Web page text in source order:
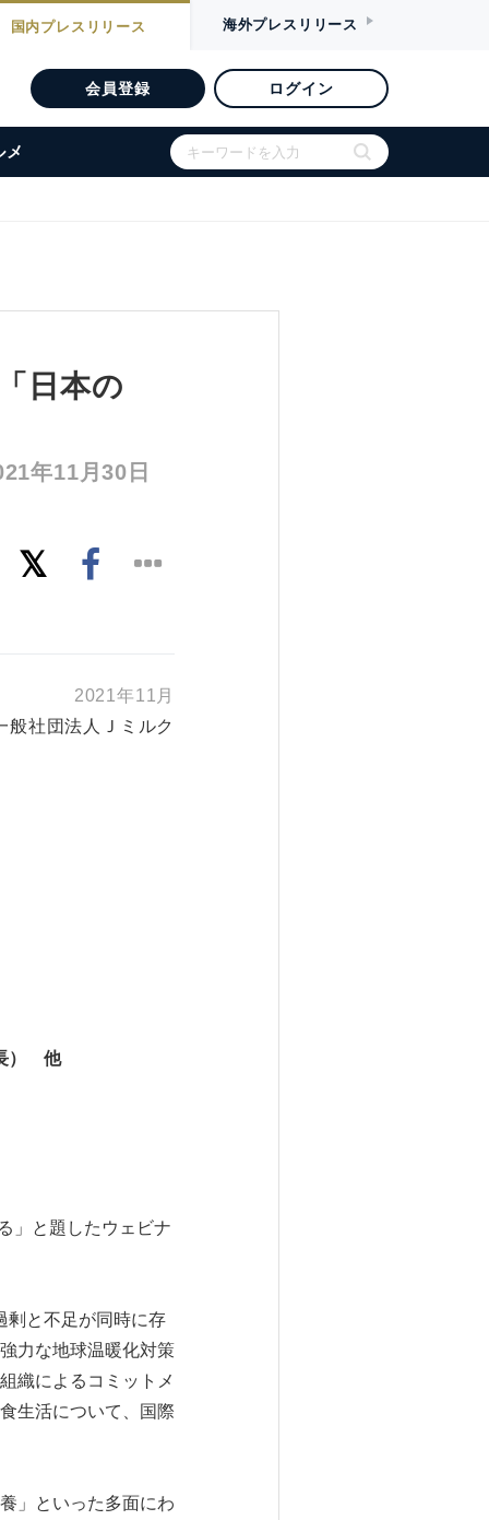
国内プレスリリース 海外プレスリリース
会員登録 ログイン
メ
日本の
年11月30日
2021年11月
般社団法人Ｊミルク
） 他
」と題したウェビナ
剰と不足が同時に存
力な地球温暖化対策
織によるコミットメ
生活について、国際
」といった多面にわ